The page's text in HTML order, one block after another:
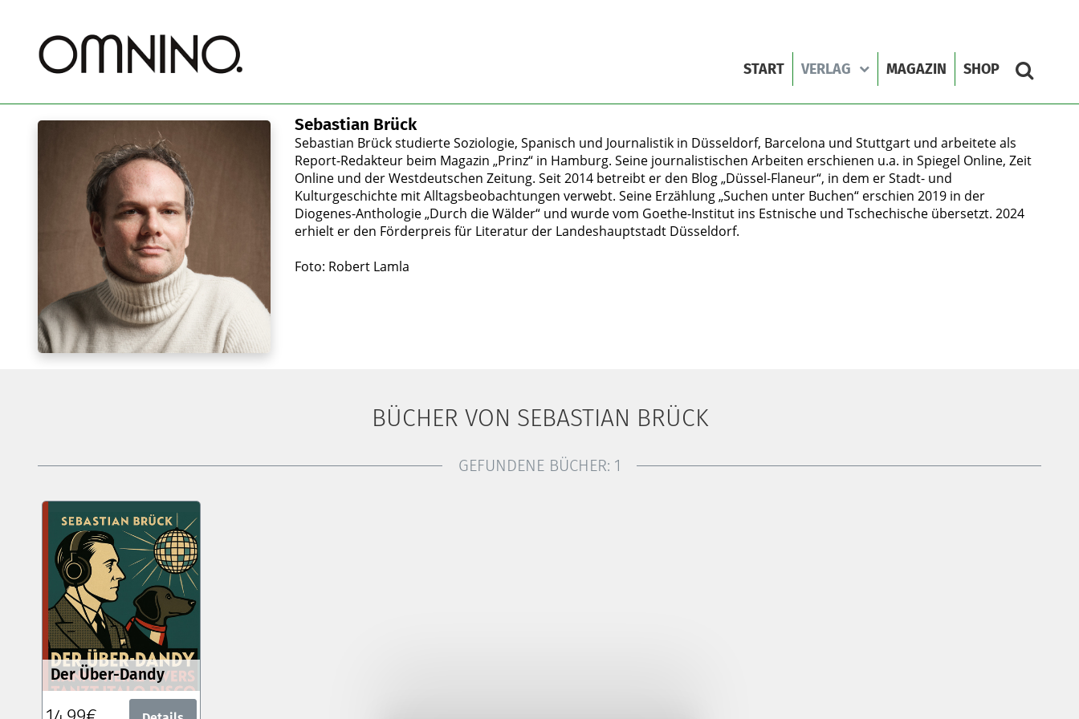
START VERLAG MAGAZIN SHOP
Sebastian Brück
Sebastian Brück studierte Soziologie, Spanisch und Journalistik in Düsseldorf, Barcelona und Stuttgart und arbeitete als
Report-Redakteur beim Magazin „Prinz“ in Hamburg. Seine journalistischen Arbeiten erschienen u.a. in Spiegel Online, Zeit
Online und der Westdeutschen Zeitung. Seit 2014 betreibt er den Blog „Düssel-Flaneur“, in dem er Stadt- und
Kulturgeschichte mit Alltagsbeobachtungen verwebt. Seine Erzählung „Suchen unter Buchen“ erschien 2019 in der
Diogenes-Anthologie „Durch die Wälder“ und wurde vom Goethe-Institut ins Estnische und Tschechische übersetzt. 2024
erhielt er den Förderpreis für Literatur der Landeshauptstadt Düsseldorf.
Foto: Robert Lamla
BÜCHER VON SEBASTIAN BRÜCK
GEFUNDENE BÜCHER: 1
Der Über-Dandy